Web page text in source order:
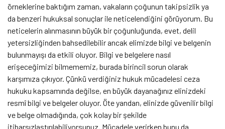
örneklerine baktığım zaman, vakaların çoğunun takipsizlik ya
da benzeri hukuksal sonuçlar ile neticelendiğini görüyorum. Bu
neticelerin alınmasının büyük bir çoğunluğunda, evet, delil
yetersizliğinden bahsedilebilir ancak elimizde bilgi ve belgenin
bulunmayışı da etkili oluyor. Bilgi ve belgelere nasıl
erişeceğimizi bilmememiz, burada birincil sorun olarak
karşımıza çıkıyor. Çünkü verdiğiniz hukuk mücadelesi ceza
hukuku kapsamında değilse, en büyük dayanağınız elinizdeki
resmî bilgi ve belgeler oluyor. Öte yandan, elinizde güvenilir bilgi
ve belge olmadığında, çok kolay bir şekilde
itibarsızlaştırılabiliyorsunuz. Mücadele verirken bunu da